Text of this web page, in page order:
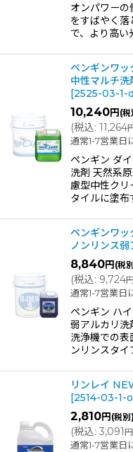
オンパワー
をすばやく
で、より高い
ペンギンワ
中性マルチ洗
[2525-03-1-
10,240円 (税
(税込: 11,264
通常1-7営業日
ペンギン ダ
洗剤 天然系
慮型中性クリ
タイルに塗
ペンギンワ
ノンリンス
8,840円 (税
(税込: 9,724
通常1-7営業日
ペンギン ハ
弱アルカリ洗
洗浄機での表
ンリンスタ
リンレイ
[2514-03-1-
2,810円 (税別)
(税込: 3,091円
通常1-7営業日